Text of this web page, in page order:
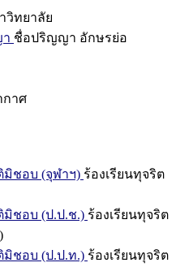
วิทยาลัย
ชื่อปริญญา อักษรย่อ
กาศ
มิชอบ (จุฬาฯ) ร้องเรียนทุจริต
มิชอบ (ป.ป.ช.) ร้องเรียนทุจริต
มิชอบ (ป.ป.ท.) ร้องเรียนทุจริต